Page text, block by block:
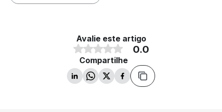
Avalie este artigo
0.0
Compartilhe